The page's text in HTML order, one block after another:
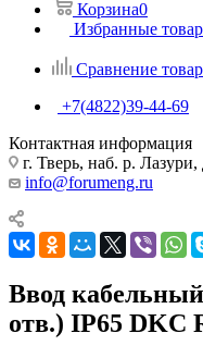
Корзина0
Избранные
Сравнение
+7(4822)39-44-69
Контактная информация
г. Тверь, наб. р. Лазури,
info@forumeng.ru
Ввод
отв.) IP65 DKC